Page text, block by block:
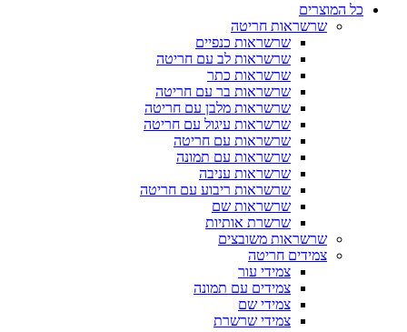
כל המוצרים
שרשראות חריטה
שרשראות כנפיים
שרשראות לב עם חריטה
שרשראות כתר
שרשראות בר עם חריטה
שרשראות מלבן עם חריטה
שרשראות עיגול עם חריטה
שרשראות עם חריטה
שרשראות עם תמונה
שרשראות עניבה
שרשראות ריבוע עם חריטה
שרשראות שם
שרשרת אותיות
שרשראות משובצים
צמידים חריטה
צמידי עור
צמידים עם תמונה
צמידי שם
צמידי שרשרת